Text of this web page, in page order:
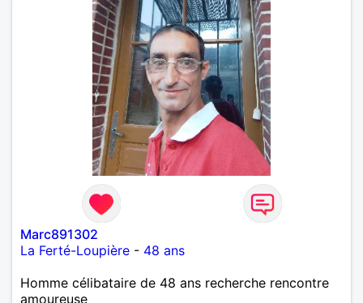
autant être trop locace. Je suis bourré de qualités
avec très peu de défauts. Je suis altruiste,
bienveillant, empathique, attentionné, honnête,
respectueux, doux de caractère et compréhensif : je
laisse « glisser » beaucoup de choses. Mais ne vous
m’éprenez pas Mesdames, si une personne que
j’aime me trahit une fois, il n’y aura pas de seconde
chance et je l’effacerai à « vitam eternam ».
Néanmoins, je suis un tout petit peu maniaque ainsi
qu’impatient. J’essaye de faire des efforts. Rien de
bien dramatique ! Du moins je le pense……Je suis un
homme facile à vivre. À vous si vous le souhaitez,
d’apprendre à me connaître davantage. J’en serai
ravi….A très bientôt je l’espère.
Marc891302
La Ferté-Loupière - 48 ans
Homme célibataire de 48 ans recherche rencontre
amoureuse